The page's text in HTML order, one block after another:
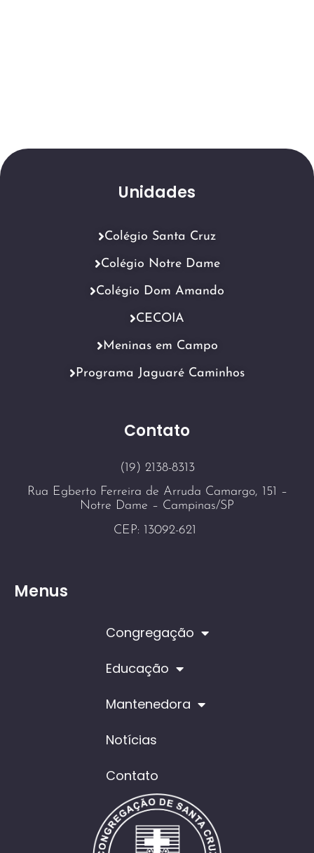
Contato
(19) 2138-8313
Rua Egberto Ferreira de Arruda Camargo, 151 –
Notre Dame – Campinas/SP
CEP: 13092-621
Menus
Congregação
Educação
Mantenedora
Notícias
Contato
Unidades
Colégio Santa Cruz
Colégio Notre Dame
Colégio Dom Amando
CECOIA
Meninas em Campo
Programa Jaguaré Caminhos